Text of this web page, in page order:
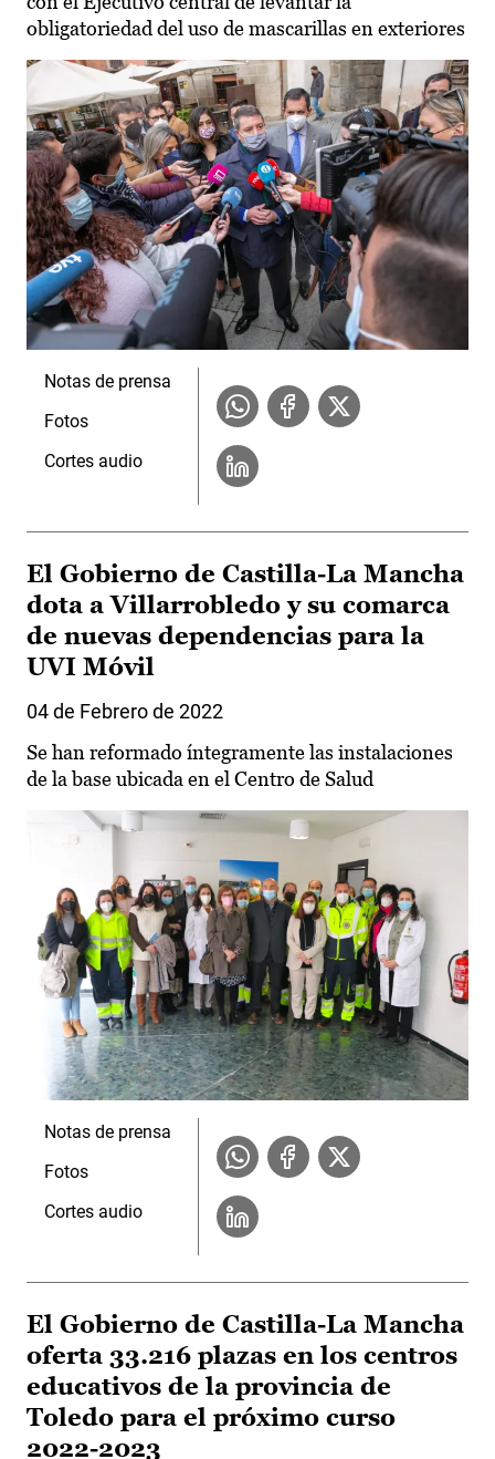
obligatoriedad del uso de mascarillas en exteriores
Notas de prensa
Fotos
Cortes audio
El Gobierno de Castilla-La Mancha
dota a Villarrobledo y su comarca
de nuevas dependencias para la
UVI Móvil
04 de Febrero de 2022
Se han reformado íntegramente las instalaciones
de la base ubicada en el Centro de Salud
Notas de prensa
Fotos
Cortes audio
El Gobierno de Castilla-La Mancha
oferta 33.216 plazas en los centros
educativos de la provincia de
Toledo para el próximo curso
2022-2023